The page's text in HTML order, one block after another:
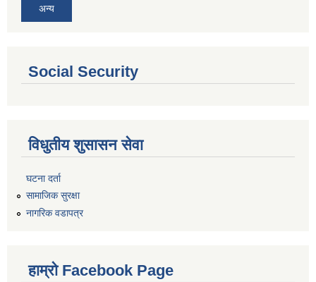
अन्य
Social Security
विधुतीय शुसासन सेवा
घटना दर्ता
सामाजिक सुरक्षा
नागरिक वडापत्र
हाम्रो Facebook Page